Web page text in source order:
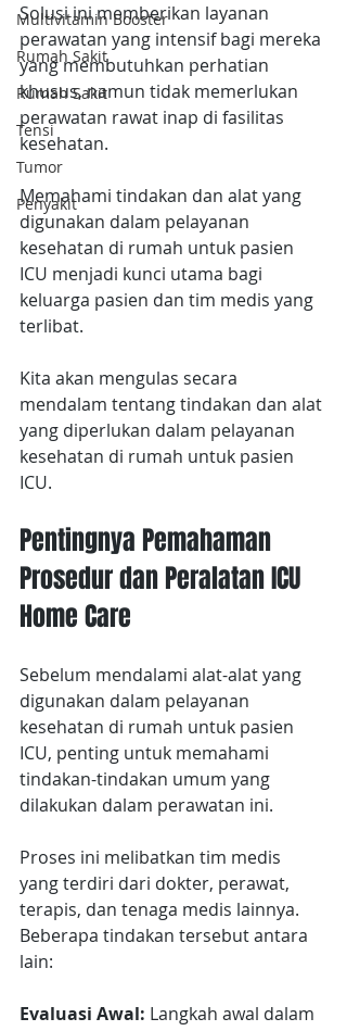
Multivitamin Booster
Rumah Sakit
Rumah Sakit
Tensi
Tumor
Penyakit
Solusi ini memberikan layanan
perawatan yang intensif bagi mereka
yang membutuhkan perhatian
khusus, namun tidak memerlukan
perawatan rawat inap di fasilitas
kesehatan.
Memahami tindakan dan alat yang
digunakan dalam pelayanan
kesehatan di rumah untuk pasien
ICU menjadi kunci utama bagi
keluarga pasien dan tim medis yang
terlibat.
Kita akan mengulas secara
mendalam tentang tindakan dan alat
yang diperlukan dalam pelayanan
kesehatan di rumah untuk pasien
ICU.
Pentingnya Pemahaman
Prosedur dan Peralatan ICU
Home Care
Sebelum mendalami alat-alat yang
digunakan dalam pelayanan
kesehatan di rumah untuk pasien
ICU, penting untuk memahami
tindakan-tindakan umum yang
dilakukan dalam perawatan ini.
Proses ini melibatkan tim medis
yang terdiri dari dokter, perawat,
terapis, dan tenaga medis lainnya.
Beberapa tindakan tersebut antara
lain:
Evaluasi Awal: Langkah awal dalam